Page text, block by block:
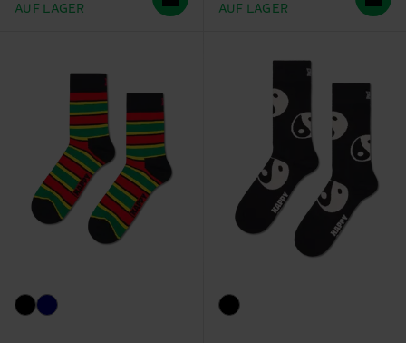
AUF LAGER AUF LAGER